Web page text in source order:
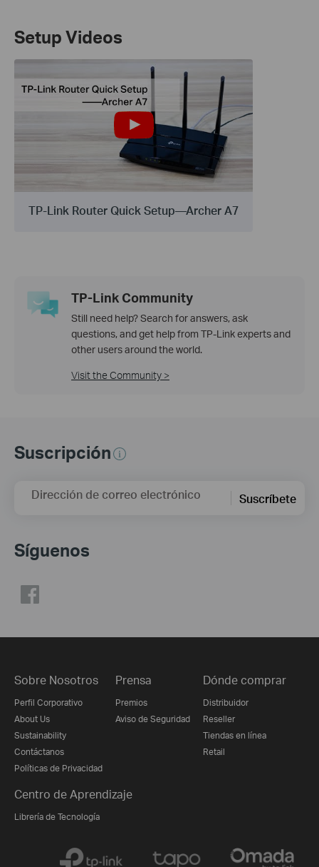
Setup Videos
TP-Link Router Quick Setup—Archer A7
TP-Link Community
Still need help? Search for answers, ask
questions, and get help from TP-Link experts and
other users around the world.
Visit the Community >
Suscripción
Dirección de correo electrónico Suscríbete
Síguenos
Sobre Nosotros
Perfil Corporativo
About Us
Sustainability
Contáctanos
Políticas de Privacidad
Prensa
Premios
Aviso de Seguridad
Dónde comprar
Distribuidor
Reseller
Tiendas en línea
Retail
Centro de Aprendizaje
Librería de Tecnología